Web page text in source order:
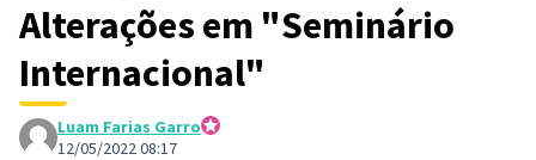
Alterações em "Seminário
Internacional"
Luam Farias Garro
12/05/2022 08:17